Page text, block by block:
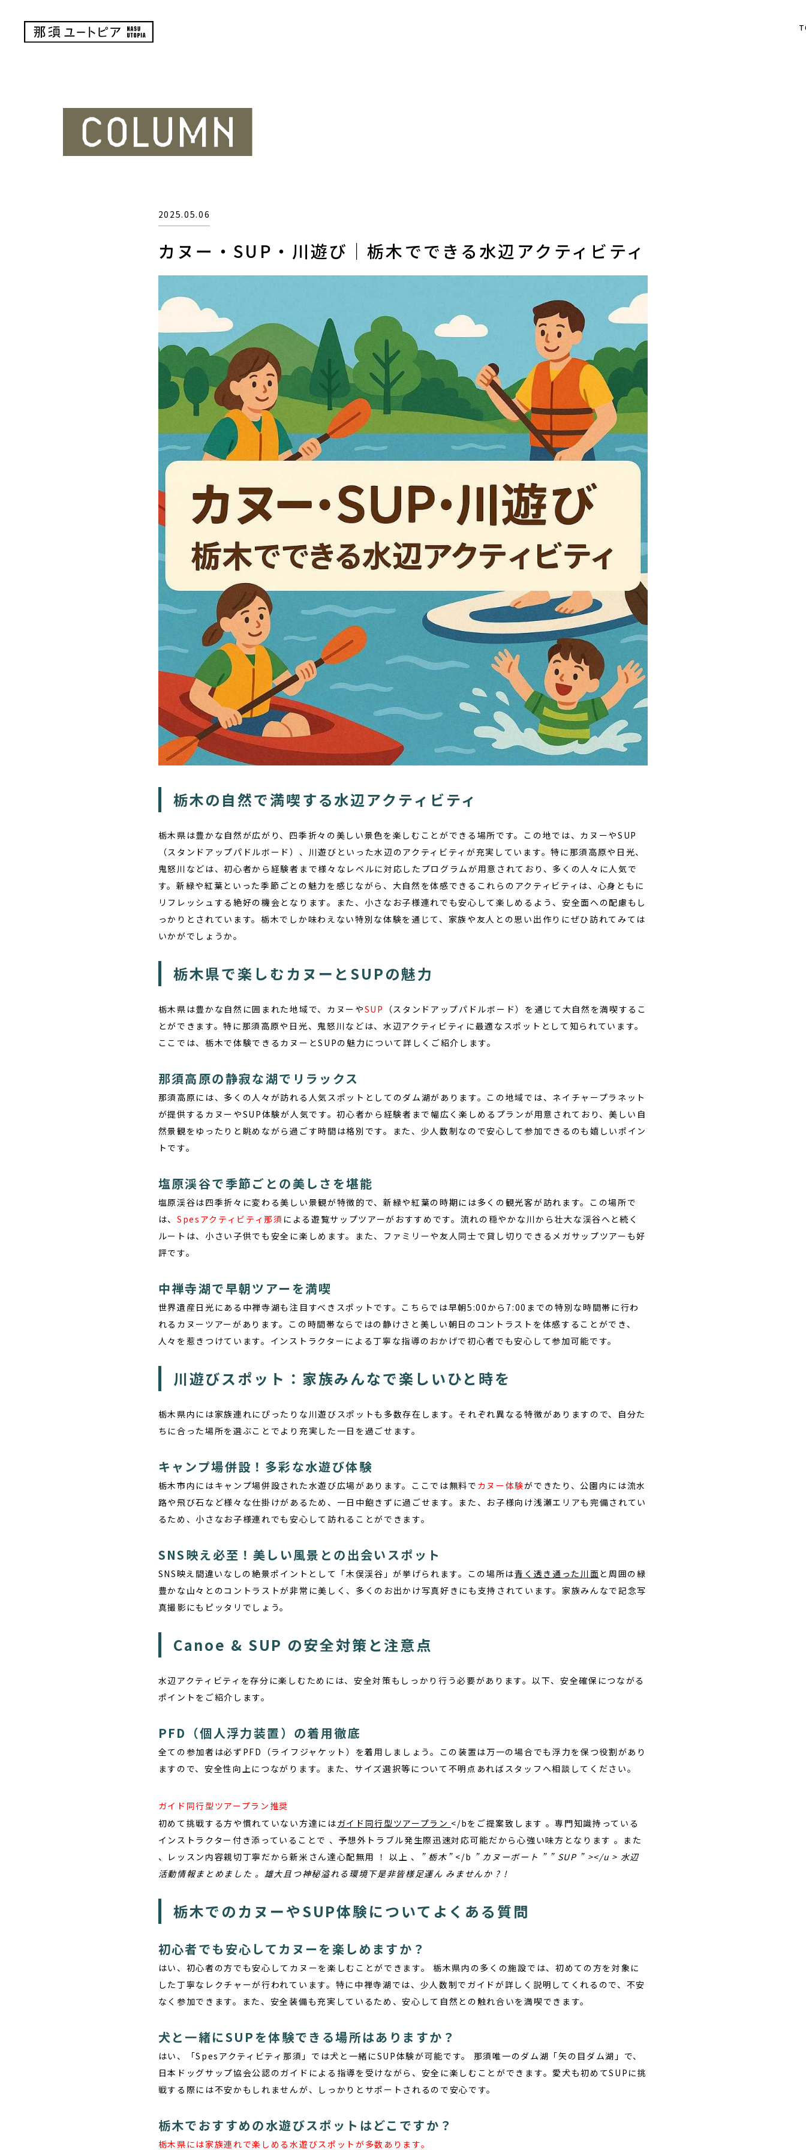
カヌー・SUP・川遊び｜栃木でできる水辺アクティビティ
2025.05.06
栃木の自然で満喫する水辺アクティビティ
栃木県は豊かな自然が広がり、四季折々の美しい景色を楽しむことができる場所です。この地では、カヌーやSUP
（スタンドアップパドルボード）、川遊びといった水辺のアクティビティが充実しています。特に那須高原や日光、
鬼怒川などは、初心者から経験者まで様々なレベルに対応したプログラムが用意されており、多くの人々に人気で
す。新緑や紅葉といった季節ごとの魅力を感じながら、大自然を体感できるこれらのアクティビティは、心身ともに
リフレッシュする絶好の機会となります。また、小さなお子様連れでも安心して楽しめるよう、安全面への配慮もし
っかりとされています。栃木でしか味わえない特別な体験を通じて、家族や友人との思い出作りにぜひ訪れてみては
いかがでしょうか。
栃木県で楽しむカヌーとSUPの魅力
栃木県は豊かな自然に囲まれた地域で、 カヌー やSUP
（スタンドアップパドルボード）を通じて大自然を満喫するこ
とができます。特に那須高原や日光、鬼怒川などは、水辺アクティビティに最適なスポットとして知られています。
ここでは、栃木で体験できるカヌーとSUPの魅力について詳しくご紹介します。
那須高原の静寂な湖でリラックス
那須高原には、多くの人々が訪れる人気スポットとしてのダム湖があります。この地域では、 ネイチャープラネット
が提供するカヌーやSUP体験が人気です。初心者から経験者まで幅広く楽しめるプランが用意されており、美しい自
然景観をゆったりと眺めながら過ごす時間は格別です。また、少人数制なので安心して参加できるのも嬉しいポイン
トです。
塩原渓谷で季節ごとの美しさを堪能
塩原渓谷は四季折々に変わる美しい景観が特徴的で、新緑や紅葉の時期には多くの観光客が訪れます。この場所で
は、Spesアクティビティ那須 による遊覧サップツアーがおすすめです。流れの穏やかな川から壮大な渓谷へと続く
ルートは、小さい子供でも安全に楽しめます。また、ファミリーや友人同士で貸し切りできるメガサップツアーも好
評です。
中禅寺湖で早朝ツアーを満喫
世界遺産日光にある中禅寺湖も注目すべきスポットです。こちらでは早朝5:00から7:00までの特別な時間帯に行わ
れるカヌーツアーがあります。この時間帯ならではの静けさと美しい朝日のコントラストを体感することができ、
人々を惹きつけています。インストラクターによる丁寧な指導のおかげで初心者でも安心して参加可能です。
川遊びスポット：家族みんなで楽しいひと時を
栃木県内には家族連れにぴったりな川遊びスポットも多数存在します。それぞれ異なる特徴がありますので、自分た
ちに合った場所を選ぶことでより充実した一日を過ごせます。
キャンプ場併設！多彩な水遊び体験
栃木市内にはキャンプ場併設された水遊び広場があります。ここでは無料で カヌー体験ができたり、公園内には流水
路や飛び石など様々な仕掛けがあるため、一日中飽きずに過ごせます。また、お子様向け浅瀬エリアも完備されてい
るため、小さなお子様連れでも安心して訪れることができます。
SNS映え必至！美しい風景との出会いスポット
SNS映え間違いなしの絶景ポイントとして「木俣渓谷」が挙げられます。この場所は青く透き通った川面と周囲の緑
豊かな山々とのコントラストが非常に美しく、多くのお出かけ写真好きにも支持されています。家族みんなで記念写
真撮影にもピッタリでしょう。
Canoe & SUP の安全対策と注意点
水辺アクティビティを存分に楽しむためには、安全対策もしっかり行う必要があります。以下、安全確保につながる
ポイントをご紹介します。
PFD（個人浮力装置）の着用徹底
全ての参加者は必ずPFD（ライフジャケット）を着用しましょう。この装置は万一の場合でも浮力を保つ役割があり
ますので、安全性向上につながります。また、サイズ選択等について不明点あればスタッフへ相談してください。
ガイド同行型ツアープラン推奨
初めて挑戦する方や慣れていない方達にはガイド同行型ツアープラン </bをご提案致します 。専門知識持っている
インストラクター付き添っていることで 、予想外トラブル発生際迅速対応可能だから心強い味方となります 。また
、レッスン内容親切丁寧だから新米さん達心配無用 ！ 以上 、
” 栃木” </b ” カヌーボート ” ” SUP ” ></u > 水辺
活動情報まとめました 。雄大且つ神秘溢れる環境下是非皆様足運ん みませんか ? !
栃木でのカヌーやSUP体験についてよくある質問
初心者でも安心してカヌーを楽しめますか？
はい、初心者の方でも安心してカヌーを楽しむことができます。
栃木県内の多くの施設では、初めての方を対象に
した丁寧なレクチャーが行われています。特に中禅寺湖では、少人数制でガイドが詳しく説明してくれるので、不安
なく参加できます。また、安全装備も充実しているため、安心して自然との触れ合いを満喫できます。
犬と一緒にSUPを体験できる場所はありますか？
はい、「Spesアクティビティ那須」では犬と一緒にSUP体験が可能です。
那須唯一のダム湖「矢の目ダム湖」で、
日本ドッグサップ協会公認のガイドによる指導を受けながら、安全に楽しむことができます。愛犬も初めてSUPに挑
戦する際には不安かもしれませんが、しっかりとサポートされるので安心です。
栃木でおすすめの水遊びスポットはどこですか？
栃木県には家族連れで楽しめる水遊びスポットが多数あります。